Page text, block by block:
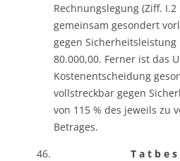
Rechnungslegung (Ziff.
gemeinsam gesondert
gegen Sicherheitsleistung
80.000,00. Ferner ist das
Kostenentscheidung
vollstreckbar gegen
von 115 % des jeweils zu
Betrages.
T a t b e